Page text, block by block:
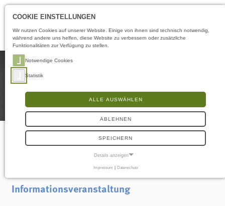
Öffnungszeiten
Vorgestellt!
Informationsveranstaltung
COOKIE EINSTELLUNGEN
Wir nutzen Cookies auf unserer Website. Einige von ihnen sind technisch notwendig,
während andere uns helfen, diese Website zu verbessern oder zusätzliche
Funktionalitäten zur Verfügung zu stellen.
Notwendige Cookies
Statistik
ALLE AUSWÄHLEN
ABLEHNEN
SPEICHERN
Details anzeigen
einwandfreie Funktion der Website erforderlich.
Impressum | Datenschutz